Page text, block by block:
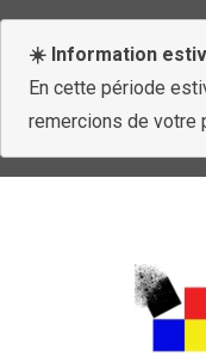
☀️ Information
En cette période
remercions de votre